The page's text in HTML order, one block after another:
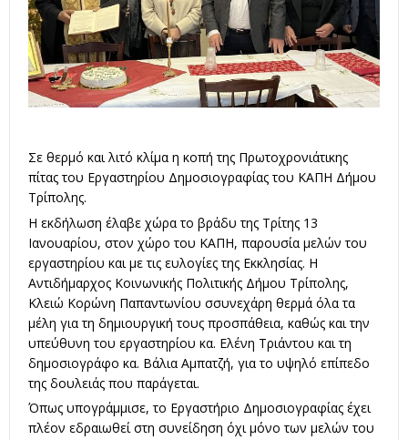
Σε θερμό και λιτό κλίμα η κοπή της Πρωτοχρονιάτικης
πίτας του Εργαστηρίου Δημοσιογραφίας του ΚΑΠΗ Δήμου
Τρίπολης.
Η εκδήλωση έλαβε χώρα το βράδυ της Τρίτης 13
Ιανουαρίου, στον χώρο του ΚΑΠΗ, παρουσία μελών του
εργαστηρίου και με τις ευλογίες της Εκκλησίας. Η
Αντιδήμαρχος Κοινωνικής Πολιτικής Δήμου Τρίπολης,
Κλειώ Κορώνη Παπαντωνίου σσυνεχάρη θερμά όλα τα
μέλη για τη δημιουργική τους προσπάθεια, καθώς και την
υπεύθυνη του εργαστηρίου κα. Ελένη Τριάντου και τη
δημοσιογράφο κα. Βάλια Αμπατζή, για το υψηλό επίπεδο
της δουλειάς που παράγεται.
Όπως υπογράμμισε, το Εργαστήριο Δημοσιογραφίας έχει
πλέον εδραιωθεί στη συνείδηση όχι μόνο των μελών του